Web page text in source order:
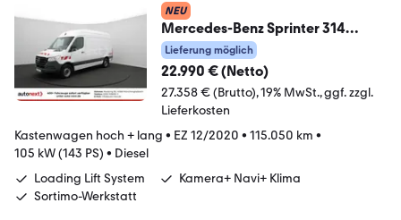
NEU
Mercedes-Benz Sprinter 314
*Liftsystem Be- und Entladen*
(6040)
Lieferung möglich
22.990 € (Netto)
27.358 € (Brutto) 19% MwSt. ggf. zzgl.
Lieferkosten
Kastenwagen hoch + lang • EZ 12/2020 • 115.050 km •
105 kW (143 PS) • Diesel
Loading Lift System
Kamera+ Navi+ Klima
Sortimo-Werkstatt